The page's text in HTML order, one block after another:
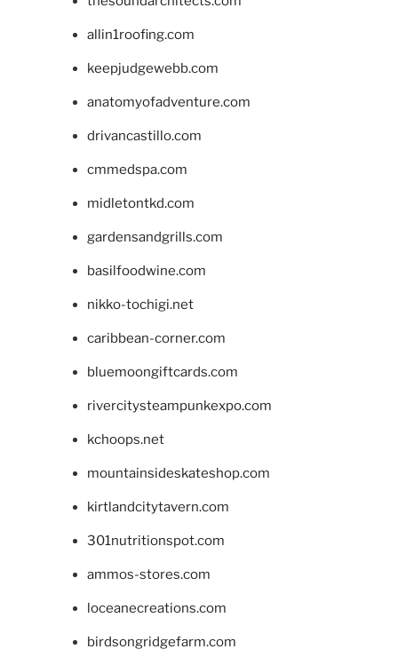
allin1roofing.com
keepjudgewebb.com
anatomyofadventure.com
drivancastillo.com
cmmedspa.com
midletontkd.com
gardensandgrills.com
basilfoodwine.com
nikko-tochigi.net
caribbean-corner.com
bluemoongiftcards.com
rivercitysteampunkexpo.com
kchoops.net
mountainsideskateshop.com
kirtlandcitytavern.com
301nutritionspot.com
ammos-stores.com
loceanecreations.com
birdsongridgefarm.com